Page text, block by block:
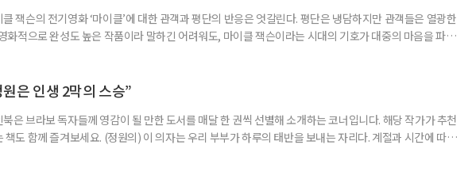
클 잭슨의 전기영화 ‘마이클’에 대한 관객과 평단의 반응은 엇갈린다. 평단은 냉담하지만 관객들은 열광한
화적으로 완성도 높은 작품이라 말하긴 어려워도, 마이클 잭슨이라는 시대의 기호가 대중의 마음을 파고
도 기대되는 작품이다. ‘보헤미안 랩소디’는 2018년 개봉 당시 무려 990만 관객을 동원했다. 싱어
은 인생 2막의 스승”
북은 브라보 독자들께 영감이 될 만한 도서를 매달 한 권씩 선별해 소개하는 코너입니다. 해당 작가가 추천
책도 함께 즐겨보세요. (정원의) 이 의자는 우리 부부가 하루의 태반을 보내는 자리다. 계절과 시간에 따라